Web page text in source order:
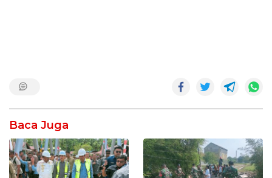
Baca Juga